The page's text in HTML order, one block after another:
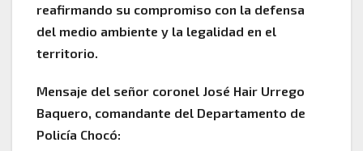
reafirmando su compromiso con la defensa
del medio ambiente y la legalidad en el
territorio.
Mensaje del señor coronel José Hair Urrego
Baquero, comandante del Departamento de
Policía Chocó: